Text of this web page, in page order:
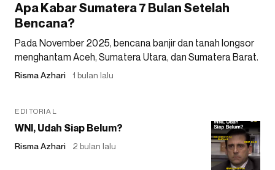
Apa Kabar Sumatera 7 Bulan Setelah
Bencana?
Pada November 2025, bencana banjir dan tanah longsor
menghantam Aceh, Sumatera Utara, dan Sumatera Barat.
Risma Azhari 1 bulan lalu
EDITORIAL
WNI, Udah Siap Belum?
Risma Azhari 2 bulan lalu